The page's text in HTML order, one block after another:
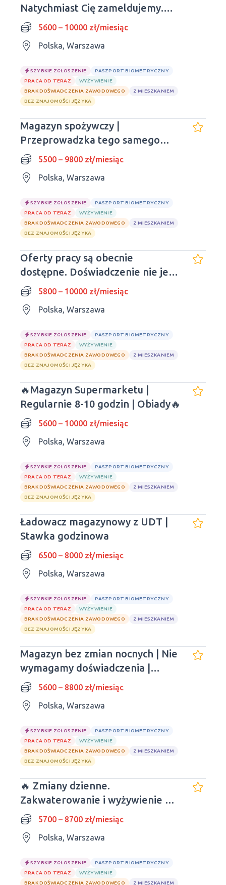
Natychmiast Cię zameldujemy.
Obiady wliczone w cenę.
5600 – 10000 zł/miesiąc
Polska, Warszawa
SZYBKIE ZGŁOSZENIE
PASZPORT BIOMETRYCZNY
PRACA OD TERAZ
WYŻYWIENIE
BRAK DOŚWIADCZENIA ZAWODOWEGO
Z MIESZKANIEM
BEZ ZNAJOMOŚCI JĘZYKA
Magazyn spożywczy |
Przeprowadzka tego samego
dnia | Doświadczenie nie jest
wymagane
5500 – 9800 zł/miesiąc
Polska, Warszawa
SZYBKIE ZGŁOSZENIE
PASZPORT BIOMETRYCZNY
PRACA OD TERAZ
WYŻYWIENIE
BRAK DOŚWIADCZENIA ZAWODOWEGO
Z MIESZKANIEM
BEZ ZNAJOMOŚCI JĘZYKA
Oferty pracy są obecnie
dostępne. Doświadczenie nie jest
wymagane. Liczba miejsc
ograniczona.
5800 – 10000 zł/miesiąc
Polska, Warszawa
SZYBKIE ZGŁOSZENIE
PASZPORT BIOMETRYCZNY
PRACA OD TERAZ
WYŻYWIENIE
BRAK DOŚWIADCZENIA ZAWODOWEGO
Z MIESZKANIEM
BEZ ZNAJOMOŚCI JĘZYKA
🔥Magazyn Supermarketu |
Regularnie 8-10 godzin | Obiady🔥
5600 – 10000 zł/miesiąc
Polska, Warszawa
SZYBKIE ZGŁOSZENIE
PASZPORT BIOMETRYCZNY
PRACA OD TERAZ
WYŻYWIENIE
BRAK DOŚWIADCZENIA ZAWODOWEGO
Z MIESZKANIEM
BEZ ZNAJOMOŚCI JĘZYKA
Ładowacz magazynowy z UDT |
Stawka godzinowa
6500 – 8000 zł/miesiąc
Polska, Warszawa
SZYBKIE ZGŁOSZENIE
PASZPORT BIOMETRYCZNY
PRACA OD TERAZ
WYŻYWIENIE
BRAK DOŚWIADCZENIA ZAWODOWEGO
Z MIESZKANIEM
BEZ ZNAJOMOŚCI JĘZYKA
Magazyn bez zmian nocnych | Nie
wymagamy doświadczenia |
Wprowadzimy się od razu
5600 – 8800 zł/miesiąc
Polska, Warszawa
SZYBKIE ZGŁOSZENIE
PASZPORT BIOMETRYCZNY
PRACA OD TERAZ
WYŻYWIENIE
BRAK DOŚWIADCZENIA ZAWODOWEGO
Z MIESZKANIEM
BEZ ZNAJOMOŚCI JĘZYKA
🔥 Zmiany dzienne.
Zakwaterowanie i wyżywienie w
cenie. OBECNIE
5700 – 8700 zł/miesiąc
Polska, Warszawa
SZYBKIE ZGŁOSZENIE
PASZPORT BIOMETRYCZNY
PRACA OD TERAZ
WYŻYWIENIE
BRAK DOŚWIADCZENIA ZAWODOWEGO
Z MIESZKANIEM